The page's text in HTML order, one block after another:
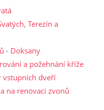
Terezín a
- Doksany
a požehnání kříže
vstupních dveří
na renovaci zvonů